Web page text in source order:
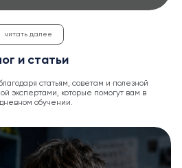
читать далее
и статьи
статьям, советам и полезной
экспертами, которые помогут вам в
обучении.